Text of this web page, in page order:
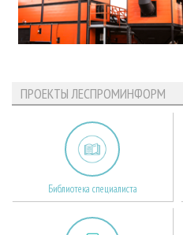
ПРОЕКТЫ ЛЕСПРОМИНФОРМ
Библиотека специалиста